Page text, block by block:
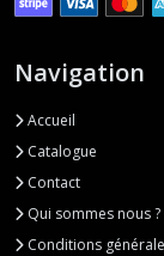
Navigation
Accueil
Catalogue
Contact
Qui sommes nous ?
Conditions